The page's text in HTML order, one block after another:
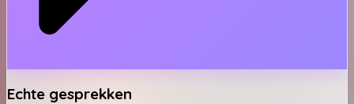
Echte gesprekken